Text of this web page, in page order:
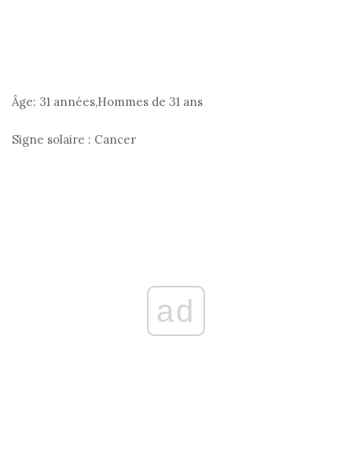
Âge: 31 années,Hommes de 31 ans
Signe solaire : Cancer
ad